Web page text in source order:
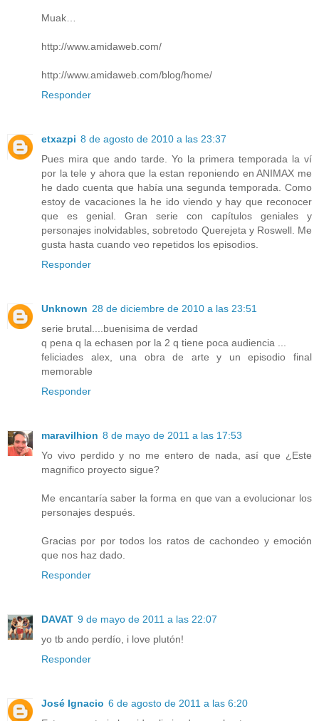
Muak…
http://www.amidaweb.com/
http://www.amidaweb.com/blog/home/
Responder
etxazpi 8 de agosto de 2010 a las 23:37
Pues mira que ando tarde. Yo la primera temporada la ví
por la tele y ahora que la estan reponiendo en ANIMAX me
he dado cuenta que había una segunda temporada. Como
estoy de vacaciones la he ido viendo y hay que reconocer
que es genial. Gran serie con capítulos geniales y
personajes inolvidables, sobretodo Querejeta y Roswell. Me
gusta hasta cuando veo repetidos los episodios.
Responder
Unknown 28 de diciembre de 2010 a las 23:51
serie brutal....buenisima de verdad
q pena q la echasen por la 2 q tiene poca audiencia ...
feliciades alex, una obra de arte y un episodio final
memorable
Responder
maravilhion 8 de mayo de 2011 a las 17:53
Yo vivo perdido y no me entero de nada, así que ¿Este
magnifico proyecto sigue?
Me encantaría saber la forma en que van a evolucionar los
personajes después.
Gracias por por todos los ratos de cachondeo y emoción
que nos haz dado.
Responder
DAVAT 9 de mayo de 2011 a las 22:07
yo tb ando perdío, i love plutón!
Responder
José Ignacio 6 de agosto de 2011 a las 6:20